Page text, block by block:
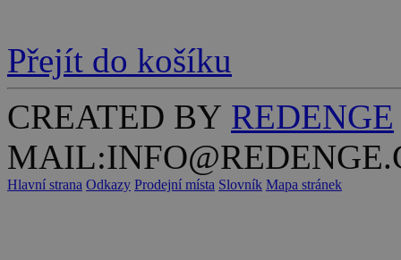
Přejít do košíku
CREATED BY REDENGE
Hlavní strana Odkazy Prodejní místa Slovník Mapa stránek